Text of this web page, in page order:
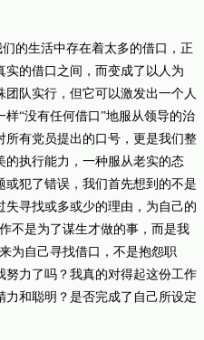
的生活中存在着太多的借口，正
的借口之间，而变成了以人为
队实行，但它可以激发出一个人
“没有任何借口”地服从领导的治
有党员提出的口号，更是我们整
的执行能力，一种服从老实的态
犯了错误，我们首先想到的不是
寻找或多或少的理由，为自己的
不是为了谋生才做的事，而是我
为自己寻找借口，不是抱怨职
力了吗？我真的对得起这份工作
和聪明？是否完成了自己所设定